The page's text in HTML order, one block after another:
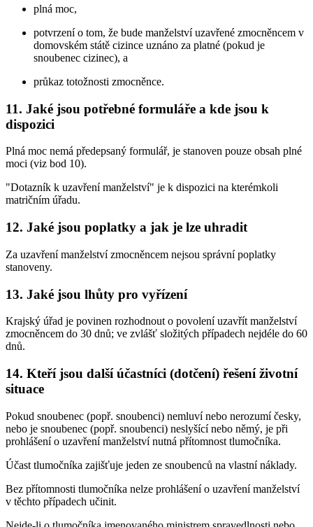
plná moc,
potvrzení o tom, že bude manželství uzavřené zmocněncem v
domovském státě cizince uznáno za platné (pokud je
snoubenec cizinec), a
průkaz totožnosti zmocněnce.
11. Jaké jsou potřebné formuláře a kde jsou k
dispozici
Plná moc nemá předepsaný formulář, je stanoven pouze obsah plné
moci (viz bod 10).
"Dotazník k uzavření manželství" je k dispozici na kterémkoli
matričním úřadu.
12. Jaké jsou poplatky a jak je lze uhradit
Za uzavření manželství zmocněncem nejsou správní poplatky
stanoveny.
13. Jaké jsou lhůty pro vyřízení
Krajský úřad je povinen rozhodnout o povolení uzavřít manželství
zmocněncem do 30 dnů; ve zvlášť složitých případech nejdéle do 60
dnů.
14. Kteří jsou další účastníci (dotčení) řešení životní
situace
Pokud snoubenec (popř. snoubenci) nemluví nebo nerozumí česky,
nebo je snoubenec (popř. snoubenci) neslyšící nebo němý, je při
prohlášení o uzavření manželství nutná přítomnost tlumočníka.
Účast tlumočníka zajišťuje jeden ze snoubenců na vlastní náklady.
Bez přítomnosti tlumočníka nelze prohlášení o uzavření manželství
v těchto případech učinit.